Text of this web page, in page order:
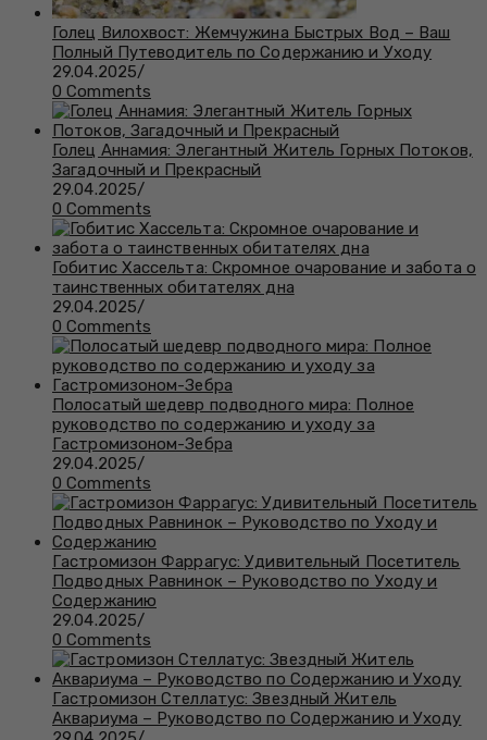
Голец Вилохвост: Жемчужина Быстрых Вод – Ваш
Полный Путеводитель по Содержанию и Уходу
29.04.2025/
0 Comments
Голец Аннамия: Элегантный Житель Горных Потоков,
Загадочный и Прекрасный
29.04.2025/
0 Comments
Гобитис Хассельта: Скромное очарование и забота о
таинственных обитателях дна
29.04.2025/
0 Comments
Полосатый шедевр подводного мира: Полное
руководство по содержанию и уходу за
Гастромизоном-Зебра
29.04.2025/
0 Comments
Гастромизон Фаррагус: Удивительный Посетитель
Подводных Равнинок – Руководство по Уходу и
Содержанию
29.04.2025/
0 Comments
Гастромизон Стеллатус: Звездный Житель
Аквариума – Руководство по Содержанию и Уходу